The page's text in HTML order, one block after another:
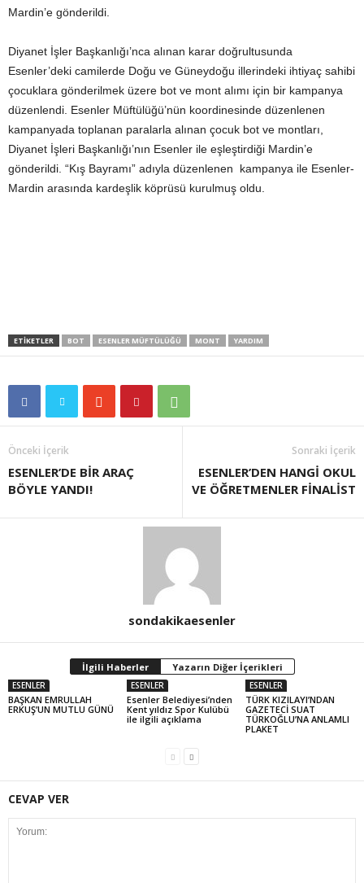
Mardin’e gönderildi.
Diyanet İşler Başkanlığı’nca alınan karar doğrultusunda
Esenler’deki camilerde Doğu ve Güneydoğu illerindeki ihtiyaç sahibi
çocuklara gönderilmek üzere bot ve mont alımı için bir kampanya
düzenlendi. Esenler Müftülüğü’nün koordinesinde düzenlenen
kampanyada toplanan paralarla alınan çocuk bot ve montları,
Diyanet İşleri Başkanlığı’nın Esenler ile eşleştirdiği Mardin’e
gönderildi. “Kış Bayramı” adıyla düzenlenen kampanya ile Esenler-
Mardin arasında kardeşlik köprüsü kurulmuş oldu.
ETIKETLER BOT ESENLER MÜFTÜLÜĞÜ MONT YARDIM
Önceki İçerik
ESENLER’DE BİR ARAÇ
BÖYLE YANDI!
Sonraki İçerik
ESENLER’DEN HANGİ OKUL
VE ÖĞRETMENLER FİNALİST
sondakikaesenler
İlgili Haberler Yazarın Diğer İçerikleri
ESENLER
BAŞKAN EMRULLAH
ERKUŞ’UN MUTLU GÜNÜ
ESENLER
Esenler Belediyesi’nden
Kent yıldız Spor Kulübü
ile ilgili açıklama
ESENLER
TÜRK KIZILAYI’NDAN
GAZETECİ SUAT
TÜRKOĞLU’NA ANLAMLI
PLAKET
CEVAP VER